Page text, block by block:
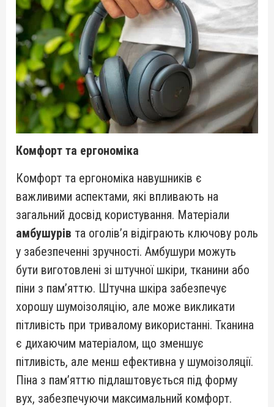
Комфорт та ергономіка
Комфорт та ергономіка навушників є
важливими аспектами, які впливають на
загальний досвід користування. Матеріали
амбушурів та оголів’я відіграють ключову роль
у забезпеченні зручності. Амбушури можуть
бути виготовлені зі штучної шкіри, тканини або
піни з пам’яттю. Штучна шкіра забезпечує
хорошу шумоізоляцію, але може викликати
пітливість при тривалому використанні. Тканина
є дихаючим матеріалом, що зменшує
пітливість, але менш ефективна у шумоізоляції.
Піна з пам’яттю підлаштовується під форму
вух, забезпечуючи максимальний комфорт.